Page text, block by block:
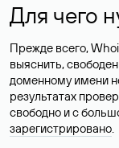
Для чего
Прежде всего,
выяснить,
доменному имени
результатах
свободно и с
зарегистрировано.